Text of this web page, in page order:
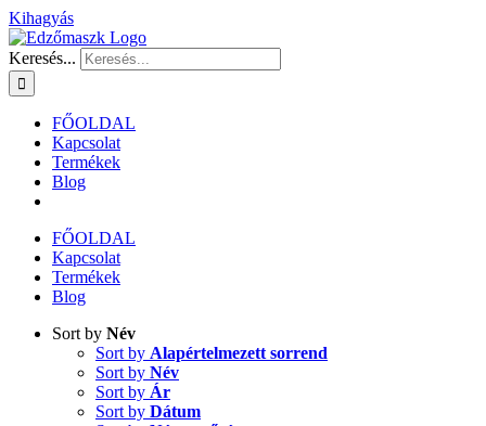
Kihagyás
Keresés...
FŐOLDAL
Kapcsolat
Termékek
Blog
FŐOLDAL
Kapcsolat
Termékek
Blog
Sort by Név
Sort by Alapértelmezett sorrend
Sort by Név
Sort by Ár
Sort by Dátum